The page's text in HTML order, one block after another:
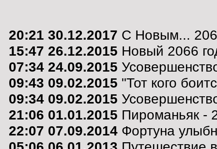
20:21 30.12.2017 С Новым...
15:47 26.12.2015 Новый 2066
07:34 24.09.2015
09:43 09.02.2015 "Тот кого
09:34 09.02.2015
21:06 01.01.2015 Пироманьяк -
22:07 07.09.2014 Фортуна